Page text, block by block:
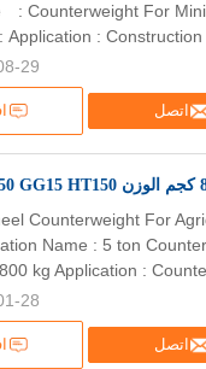
اتصل
: Counterweight For
Application : Construction
اتصل
Counterweight For
Name : 5 ton
800 kg Application :